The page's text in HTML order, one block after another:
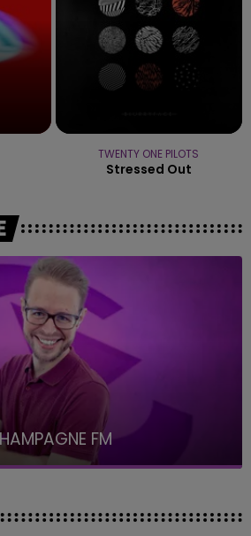
TWENTY ONE PILOTS
Stressed Out
FM